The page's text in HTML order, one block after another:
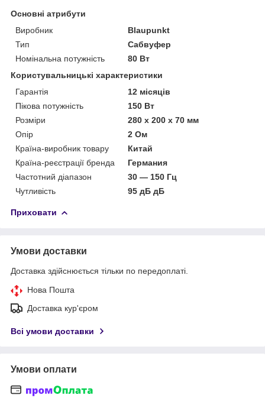
Основні атрибути
Виробник
Blaupunkt
Тип
Сабвуфер
Номінальна потужність
80 Вт
Користувальницькі характеристики
Гарантія
12 місяців
Пікова потужність
150 Вт
Розміри
280 x 200 x 70 мм
Опір
2 Ом
Країна-виробник товару
Китай
Країна-реєстрації бренда
Германия
Частотний діапазон
30 — 150 Гц
Чутливість
95 дБ дБ
Приховати
Умови доставки
Доставка здійснюється тільки по передоплаті.
Нова Пошта
Доставка кур'єром
Всі умови доставки
Умови оплати